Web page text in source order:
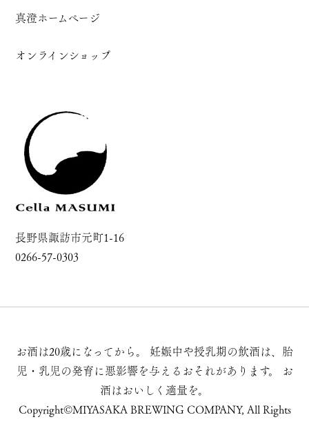
真澄ホームページ
オンラインショップ
長野県諏訪市元町1-16
0266-57-0303
お酒は20歳になってから。
妊娠中や授乳期の飲酒は、胎
児・乳児の発育に悪影響を与えるおそれがあります。
お
酒はおいしく適量を。
Copyright©MIYASAKA BREWING COMPANY, All Rights